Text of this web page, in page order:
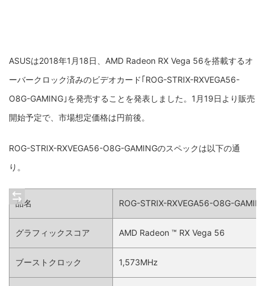
ASUSは2018年1月18日、AMD Radeon RX Vega 56を搭載するオ
ーバークロック済みのビデオカード｢ROG-STRIX-RXVEGA56-
O8G-GAMING ｣を発売することを発表しました。1月19日より販売
開始予定で、市場想定価格は円前後。
ROG-STRIX-RXVEGA56-O8G-GAMINGのスペックは以下の通
り。
品名 ROG-STRIX-RXVEGA56-O8G-
グラフィックスコア AMD Radeon ™ RX Vega 56
ブーストクロック 1,573MHz